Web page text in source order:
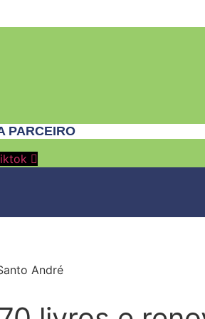
PARCEIRO
André